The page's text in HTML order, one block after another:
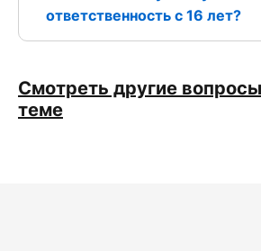
ответственность с 16 лет?
Смотреть другие
теме